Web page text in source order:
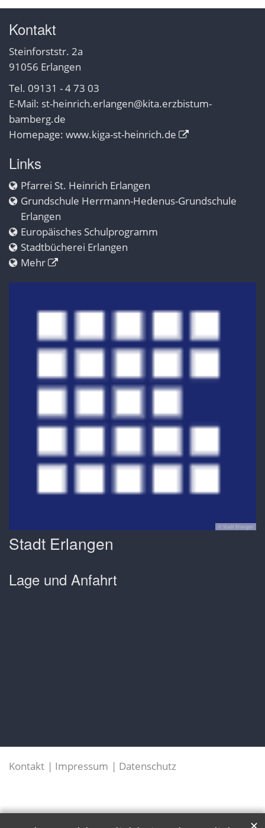
Kontakt
Steinforststr. 2a
91056 Erlangen
Tel. 09131 - 4 73 03
E-Mail: st-heinrich.erlangen@kita.erzbistum-
bamberg.de
Homepage: www.kiga-st-heinrich.de
Links
Pfarrei St. Heinrich Erlangen
Grundschule Herrmann-Hedenus-Grundschule
Erlangen
Europäisches Schulprogramm
Stadtbücherei Erlangen
Mehr
© Stadt Erlangen
Stadt Erlangen
Lage und Anfahrt
Kontakt Impressum Datenschutz